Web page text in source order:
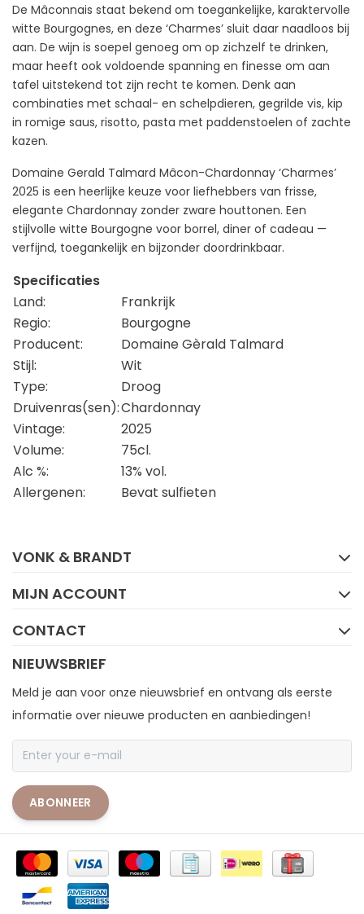
De Mâconnais staat bekend om toegankelijke, karaktervolle
witte Bourgognes, en deze ‘Charmes’ sluit daar naadloos bij
aan. De wijn is soepel genoeg om op zichzelf te drinken,
maar heeft ook voldoende spanning en finesse om aan
tafel uitstekend tot zijn recht te komen. Denk aan
combinaties met schaal- en schelpdieren, gegrilde vis, kip
in romige saus, risotto, pasta met paddenstoelen of zachte
kazen.
Domaine Gerald Talmard Mâcon-Chardonnay ‘Charmes’
2025 is een heerlijke keuze voor liefhebbers van frisse,
elegante Chardonnay zonder zware houttonen. Een
stijlvolle witte Bourgogne voor borrel, diner of cadeau —
verfijnd, toegankelijk en bijzonder doordrinkbaar.
Specificaties
Land:
Frankrijk
Regio:
Bourgogne
Producent:
Domaine Gèrald Talmard
Stijl:
Wit
Type:
Droog
Druivenras(sen):Chardonnay
Vintage:
2025
Volume:
75cl.
Alc %:
13% vol.
Allergenen:
Bevat sulfieten
VONK & BRANDT
MIJN ACCOUNT
CONTACT
NIEUWSBRIEF
Meld je aan voor onze nieuwsbrief en ontvang als eerste
informatie over nieuwe producten en aanbiedingen!
ABONNEER